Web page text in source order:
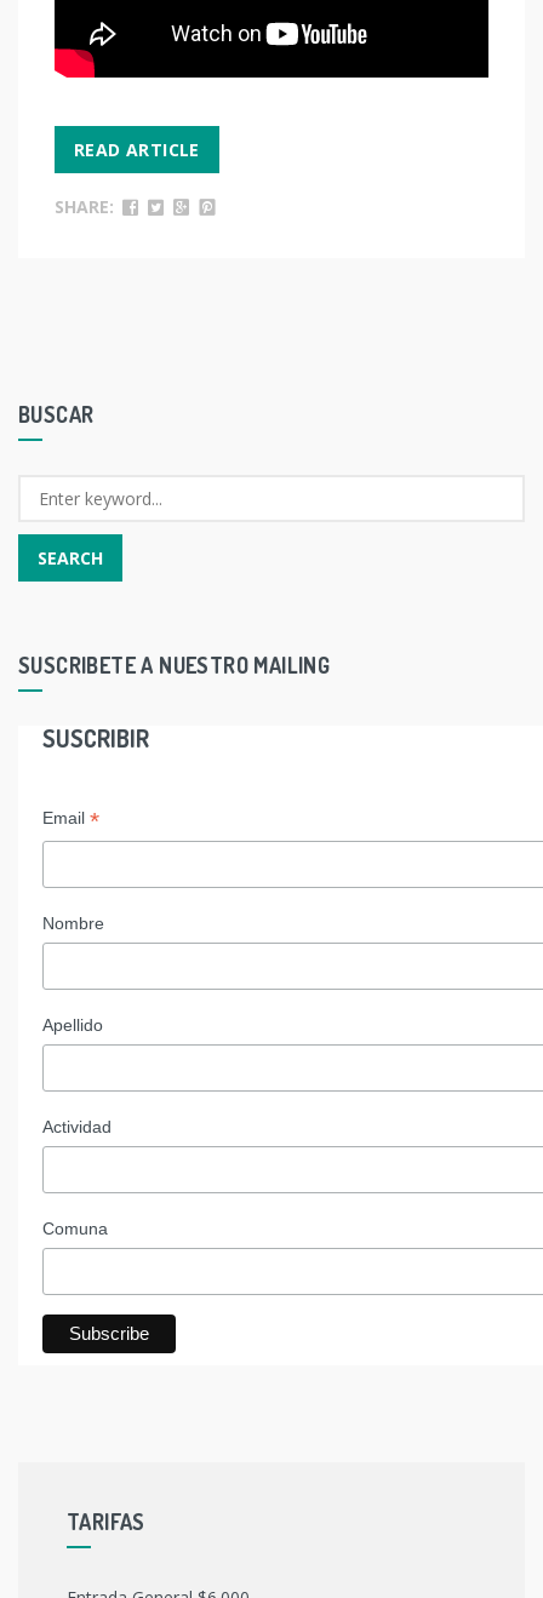
READ ARTICLE
SHARE:
BUSCAR
SUSCRIBETE A NUESTRO MAILING
SUSCRIBIR
Email *
Nombre
Apellido
Actividad
Comuna
TARIFAS